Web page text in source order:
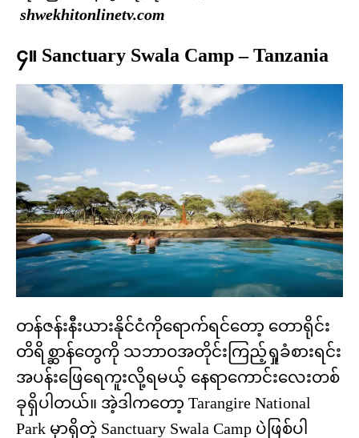
shwekhitonlinetv.com
၄။ Sanctuary Swala Camp – Tanzania
တန်ဇန်းနီးယားနိုင်ငံကိုရောက်ရင်တော့ တောရိုင်း
တိရိစ္ဆာန်တွေကို သဘာဝအတိုင်းကြည့်ရှုခံစားရင်း
အပန်းဖြေရေကူးလို့ရမယ့် နေရာကောင်းလေးတစ်
ခုရှိပါတယ်။ အဲ့ဒါကတော့ Tarangire National
Park မှာရှိတဲ့ Sanctuary Swala Camp ပဲဖြစ်ပါ